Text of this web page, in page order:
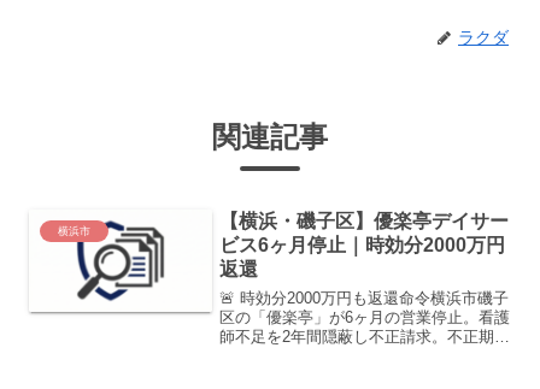
ラクダ
関連記事
横浜市
【横浜・磯子区】優楽亭デイサー
ビス6ヶ月停止｜時効分2000万円
返還
🚨 時効分2000万円も返還命令横浜市磯子
区の「優楽亭」が6ヶ月の営業停止。看護
師不足を2年間隠蔽し不正請求。不正期間